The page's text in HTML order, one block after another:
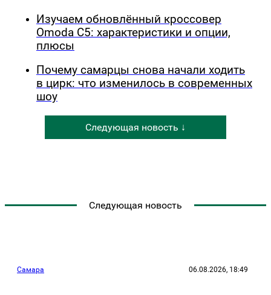
Изучаем обновлённый кроссовер
Omoda C5: характеристики и опции,
плюсы
Почему самарцы снова начали ходить
в цирк: что изменилось в современных
шоу
Следующая новость ↓
Следующая новость
Самара 06.08.2026, 18:49